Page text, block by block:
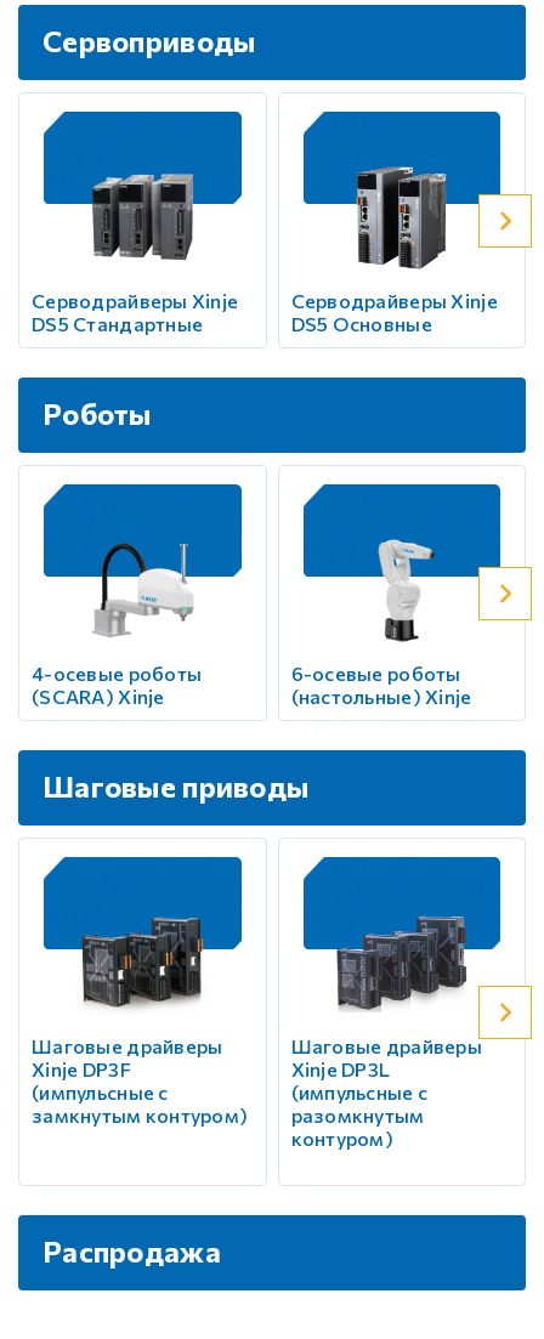
Сервоприводы
Серводрайверы Xinje
DS5 Стандартные
Серводрайверы Xinje
DS5 Основные
Роботы
4-осевые роботы
(SCARA) Xinje
6-осевые роботы
(настольные) Xinje
Шаговые приводы
Шаговые драйверы
Xinje DP3F
(импульсные с
замкнутым контуром)
Шаговые драйверы
Xinje DP3L
(импульсные с
разомкнутым
контуром)
Распродажа